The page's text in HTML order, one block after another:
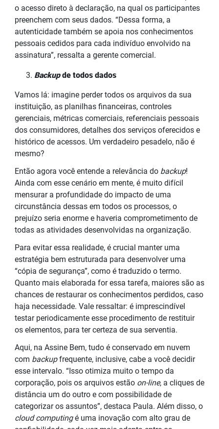
o acesso direto à declaração, na qual os participantes
preenchem com seus dados. “Dessa forma, a
autenticidade também se apoia nos conhecimentos
pessoais cedidos para cada indivíduo envolvido na
assinatura”, ressalta a gerente comercial.
Backupde todos dados
Vamos lá: imagine perder todos os arquivos da sua
instituição, as planilhas financeiras, controles
gerenciais, métricas comerciais, referenciais pessoais
dos consumidores, detalhes dos serviços oferecidos e
histórico de acessos. Um verdadeiro pesadelo, não é
mesmo?
Então agora você entende a relevância do backup!
Ainda com esse cenário em mente, é muito difícil
mensurar a profundidade do impacto de uma
circunstância dessas em todos os processos, o
prejuízo seria enorme e haveria comprometimento de
todas as atividades desenvolvidas na organização.
Para evitar essa realidade, é crucial manter uma
estratégia bem estruturada para desenvolver uma
“cópia de segurança”, como é traduzido o termo.
Quanto mais elaborada for essa tarefa, maiores são as
chances de restaurar os conhecimentos perdidos, caso
haja necessidade. Vale ressaltar: é imprescindível
testar periodicamente esse procedimento de restituir
os elementos, para ter certeza de sua serventia.
Aqui, na Assine Bem, tudo é conservado em nuvem
com backupfrequente, inclusive, cabe a você decidir
esse intervalo. “Isso otimiza muito o tempo da
corporação, pois os arquivos estão on-line, a cliques de
distância um do outro e com possibilidade de
categorizar os assuntos”, destaca Paula. Além disso, o
cloud computingé uma inovação com alto grau de